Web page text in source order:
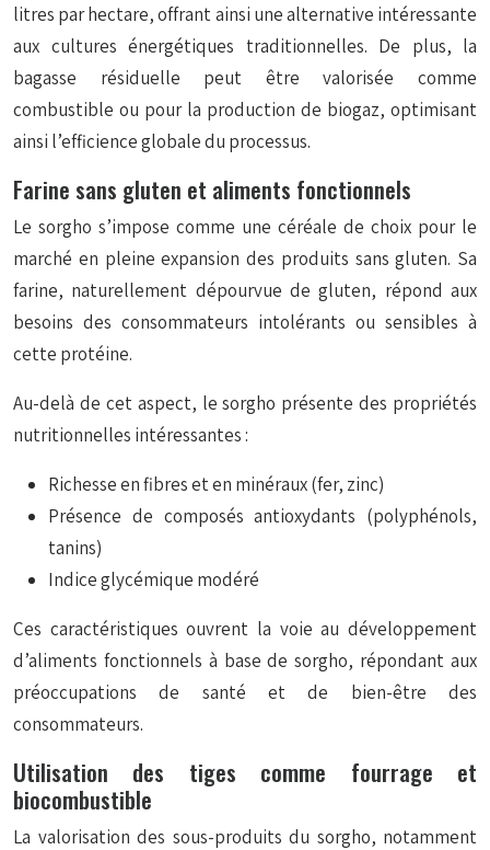
litres par hectare, offrant ainsi une alternative intéressante
aux cultures énergétiques traditionnelles. De plus, la
bagasse résiduelle peut être valorisée comme
combustible ou pour la production de biogaz, optimisant
ainsi l’efficience globale du processus.
Farine sans gluten et aliments fonctionnels
Le sorgho s’impose comme une céréale de choix pour le
marché en pleine expansion des produits sans gluten. Sa
farine, naturellement dépourvue de gluten, répond aux
besoins des consommateurs intolérants ou sensibles à
cette protéine.
Au-delà de cet aspect, le sorgho présente des propriétés
nutritionnelles intéressantes :
Richesse en fibres et en minéraux (fer, zinc)
Présence de composés antioxydants (polyphénols,
tanins)
Indice glycémique modéré
Ces caractéristiques ouvrent la voie au développement
d’aliments fonctionnels à base de sorgho, répondant aux
préoccupations de santé et de bien-être des
consommateurs.
Utilisation des tiges comme fourrage et
biocombustible
La valorisation des sous-produits du sorgho, notamment